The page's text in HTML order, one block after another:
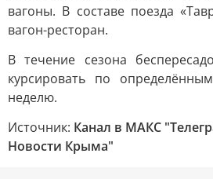
вагоны. В составе поезда
вагон-ресторан.
В течение сезона
курсировать по
неделю.
Источник: Канал в МАКС
Новости Крыма"